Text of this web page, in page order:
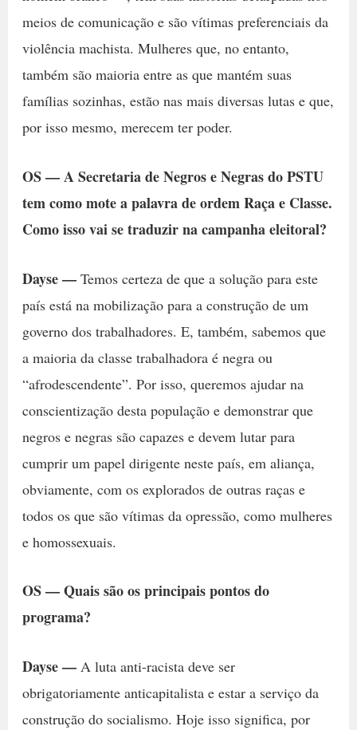
meios de comunicação e são vítimas preferenciais da
violência machista. Mulheres que, no entanto,
também são maioria entre as que mantém suas
famílias sozinhas, estão nas mais diversas lutas e que,
por isso mesmo, merecem ter poder.
OS — A Secretaria de Negros e Negras do PSTU
tem como mote a palavra de ordem Raça e Classe.
Como isso vai se traduzir na campanha eleitoral?
Dayse — Temos certeza de que a solução para este
país está na mobilização para a construção de um
governo dos trabalhadores. E, também, sabemos que
a maioria da classe trabalhadora é negra ou
“afrodescendente”. Por isso, queremos ajudar na
conscientização desta população e demonstrar que
negros e negras são capazes e devem lutar para
cumprir um papel dirigente neste país, em aliança,
obviamente, com os explorados de outras raças e
todos os que são vítimas da opressão, como mulheres
e homossexuais.
OS — Quais são os principais pontos do
programa?
Dayse — A luta anti-racista deve ser
obrigatoriamente anticapitalista e estar a serviço da
construção do socialismo. Hoje isso significa, por